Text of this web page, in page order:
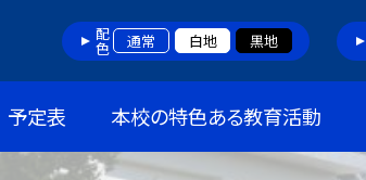
配色 通常 白地 黒地
予定表 本校の特色ある教育活動